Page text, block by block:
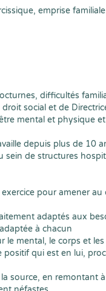
emprise
difficultés
social et de
mental et physique
depuis plus de 10
de structures
pour amener
adaptés aux
à chacun
le mental, le corps et
qui est en lui,
source, en remontant